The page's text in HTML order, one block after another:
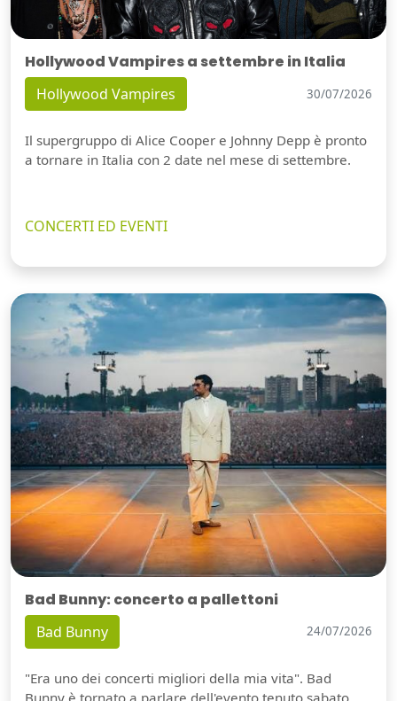
Hollywood Vampires a settembre in Italia
Hollywood Vampires 30/07/2026
Il supergruppo di Alice Cooper e Johnny Depp è pronto
a tornare in Italia con 2 date nel mese di settembre.
CONCERTI ED EVENTI
Bad Bunny: concerto a pallettoni
Bad Bunny 24/07/2026
"Era uno dei concerti migliori della mia vita". Bad
Bunny è tornato a parlare dell'evento tenuto sabato